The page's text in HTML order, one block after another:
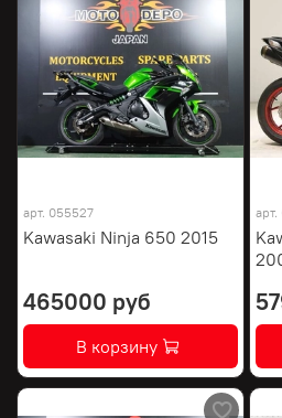
арт. 055527
Kawasaki Ninja 650 2015
465000 руб
В корзину
арт.